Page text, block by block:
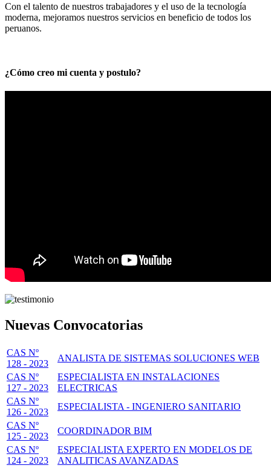
Con el talento de nuestros trabajadores y el uso de la tecnología
moderna, mejoramos nuestros servicios en beneficio de todos los
peruanos.
¿Cómo creo mi cuenta y postulo?
Nuevas Convocatorias
CAS Nº
128 - 2023
ANALISTA DE SISTEMAS SOLUCIONES WEB
CAS Nº
127 - 2023
ESPECIALISTA EN INSTALACIONES
ELECTRICAS
CAS Nº
126 - 2023
ESPECIALISTA - INGENIERO SANITARIO
CAS Nº
125 - 2023
COORDINADOR BIM
CAS Nº
124 - 2023
ESPECIALISTA EXPERTO EN MODELOS DE
ANALITICAS AVANZADAS